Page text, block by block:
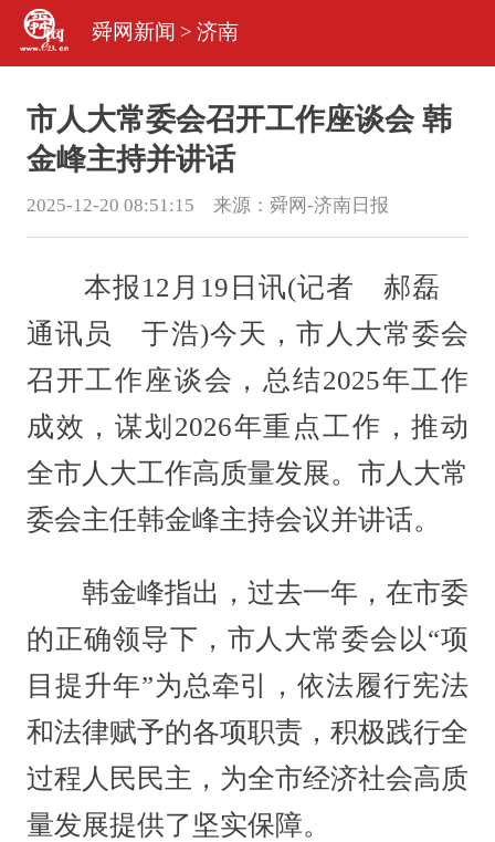
舜网新闻 > 济南
市人大常委会召开工作座谈会 韩
金峰主持并讲话
2025-12-20 08:51:15 来源： 舜网-济南日报
本报12月19日讯(记者 郝磊
通讯员 于浩)今天，市人大常委会
召开工作座谈会，总结2025年工作
成效，谋划2026年重点工作，推动
全市人大工作高质量发展。市人大常
委会主任韩金峰主持会议并讲话。
韩金峰指出，过去一年，在市委
的正确领导下，市人大常委会以“项
目提升年”为总牵引，依法履行宪法
和法律赋予的各项职责，积极践行全
过程人民民主，为全市经济社会高质
量发展提供了坚实保障。